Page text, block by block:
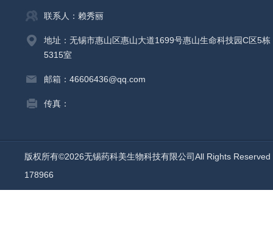
联系人：赖秀丽
地址：无锡市惠山区惠山大道1699号惠山生命科技园C区5栋
5315室
邮箱：46606436@qq.com
传真：
版权所有©2026无锡药科美生物科技有限公司All Rights
178966